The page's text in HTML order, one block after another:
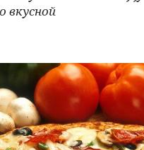
вкусной